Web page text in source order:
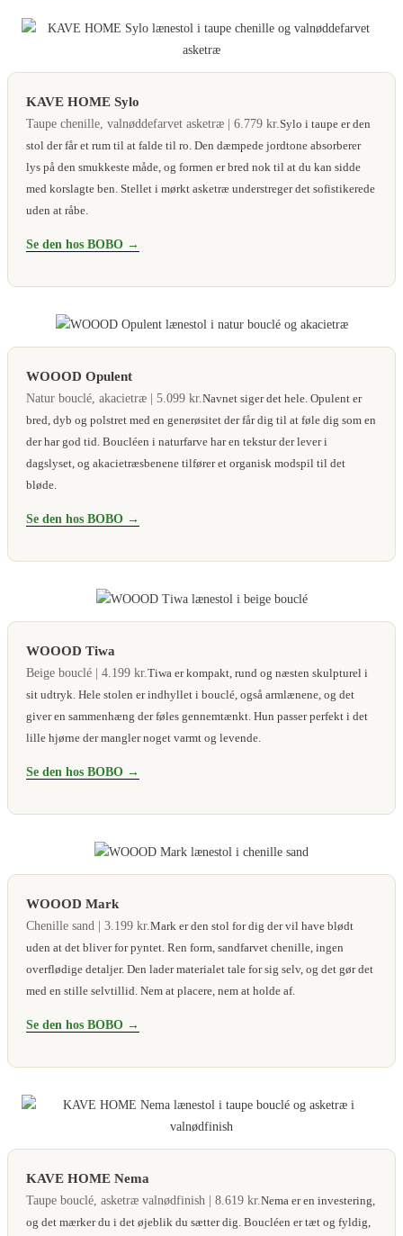
KAVE HOME Sylo
Taupe chenille, valnøddefarvet asketræ | 6.779 kr.Sylo i taupe er den
stol der får et rum til at falde til ro. Den dæmpede jordtone absorberer
lys på den smukkeste måde, og formen er bred nok til at du kan sidde
med korslagte ben. Stellet i mørkt asketræ understreger det sofistikerede
uden at råbe.
Se den hos BOBO →
WOOOD Opulent
Natur bouclé, akacietræ | 5.099 kr.Navnet siger det hele. Opulent er
bred, dyb og polstret med en generøsitet der får dig til at føle dig som en
der har god tid. Boucléen i naturfarve har en tekstur der lever i
dagslyset, og akacietræsbenene tilfører et organisk modspil til det
bløde.
Se den hos BOBO →
WOOOD Tiwa
Beige bouclé | 4.199 kr.Tiwa er kompakt, rund og næsten skulpturel i
sit udtryk. Hele stolen er indhyllet i bouclé, også armlænene, og det
giver en sammenhæng der føles gennemtænkt. Hun passer perfekt i det
lille hjørne der mangler noget varmt og levende.
Se den hos BOBO →
WOOOD Mark
Chenille sand | 3.199 kr.Mark er den stol for dig der vil have blødt
uden at det bliver for pyntet. Ren form, sandfarvet chenille, ingen
overflødige detaljer. Den lader materialet tale for sig selv, og det gør det
med en stille selvtillid. Nem at placere, nem at holde af.
Se den hos BOBO →
KAVE HOME Nema
Taupe bouclé, asketræ valnødfinish | 8.619 kr.Nema er en investering,
og det mærker du i det øjeblik du sætter dig. Boucléen er tæt og fyldig,